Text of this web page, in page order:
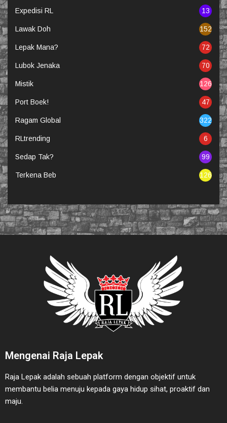
Expedisi RL 13
Lawak Doh 152
Lepak Mana? 72
Lubok Jenaka 70
Mistik 126
Port Boek! 47
Ragam Global 322
RLtrending 6
Sedap Tak? 99
Terkena Beb 126
Mengenai Raja Lepak
Raja Lepak adalah sebuah platform dengan objektif untuk
membantu belia menuju kepada gaya hidup sihat, proaktif dan
maju.